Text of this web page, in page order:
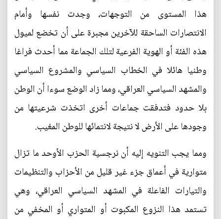
هذا المستوى من التوجهات، وجدت نفسها وأمام
الانتصارات الساحقة للآخرين مجبرة على أن تخضع لميول
هذه الفئة أو الهوية الفرعية لتلك الجماعة مما أحدث فراغا
وطنيا هائلا في الخطاب السياسي والمشروع السياسي
والمشهد السياسي العراقي، ومما زاد الوضع سوءا أن الوطن
بلا حدود فتدفقت جماعات أخرى اتخذت شرعيتها من
وجودها على الأرض لا نتيجة لانتمائها للوطن المغيب.
ومما يجب التنويه إليه أن نرجسية الحزب الأوحد ما تزال
متوارية في أعماق جزء غير قليل من الأحزاب والتنظيمات
والتيارات الفاعلة في المشهد السياسي العراقي، وهي
تستمد هذا النزوع المكبوت أو المتواري أو المخفي من